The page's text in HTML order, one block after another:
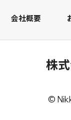
会社概要
株
©